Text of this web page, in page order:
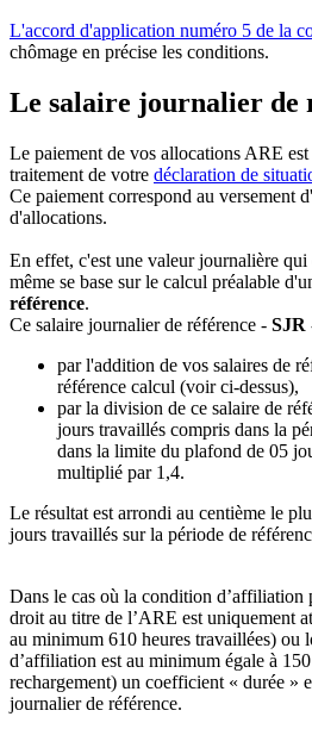
L'accord d'application numéro 5 de la
chômage en précise les conditions.
Le salaire journalier de
Le paiement de vos allocations ARE est
traitement de votre déclaration de
Ce paiement correspond au versement
d'allocations.
En effet, c'est une valeur journalière
même se base sur le calcul préalable
référence.
Ce salaire journalier de référence - SJR
par l'addition de vos salaires de
référence calcul (voir ci-dessus),
par la division de ce salaire de
jours travaillés compris dans la
dans la limite du plafond de 05
multiplié par 1,4.
Le résultat est arrondi au centième le
jours travaillés sur la période de
Dans le cas où la condition d’affiliation
droit au titre de l’ARE est uniquement
au minimum 610 heures travaillées) ou
d’affiliation est au minimum égale à
rechargement) un coefficient « durée »
journalier de référence.